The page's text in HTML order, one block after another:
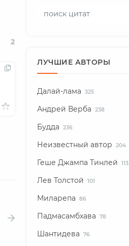
2
ЛУЧШИЕ АВТОРЫ
Далай-лама 325
Андрей Верба 238
Будда 236
Неизвестный автор 204
Геше Джампа Тинлей 113
Лев Толстой 101
Миларепа 86
Падмасамбхава 78
Шантидева 76